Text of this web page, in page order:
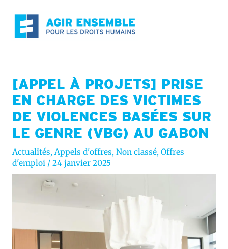
contenu
[APPEL À PROJETS] PRISE
EN CHARGE DES VICTIMES
DE VIOLENCES BASÉES SUR
LE GENRE (VBG) AU GABON
Actualités, Appels d'offres, Non classé, Offres
d'emploi/ 24 janvier 2025